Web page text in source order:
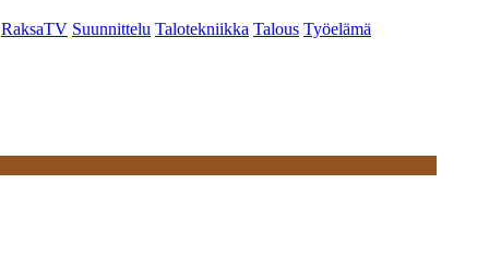
RaksaTV Suunnittelu Talotekniikka Talous Työelämä